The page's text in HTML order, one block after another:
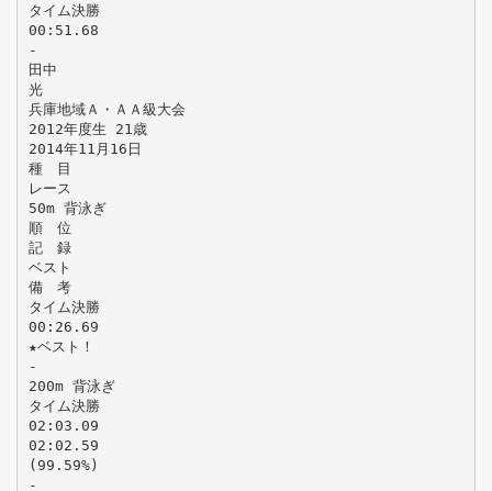
タイム決勝
00:51.68
-
田中
光
兵庫地域Ａ・ＡＡ級大会
2012年度生 21歳
2014年11月16日
種 目
レース
50m 背泳ぎ
順 位
記 録
ベスト
備 考
タイム決勝
00:26.69
★ベスト！
-
200m 背泳ぎ
タイム決勝
02:03.09
02:02.59
(99.59%)
-